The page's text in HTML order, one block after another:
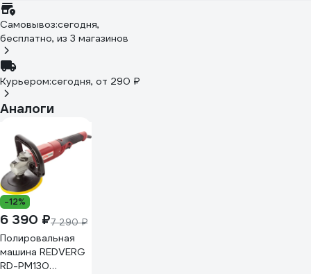
Самовывоз:сегодня,
бесплатно, из 3 магазинов
Курьером:сегодня, от 290 ₽
Аналоги
-12%
6 390 ₽7 290 ₽
Полировальная
машина REDVERG
RD-PM130